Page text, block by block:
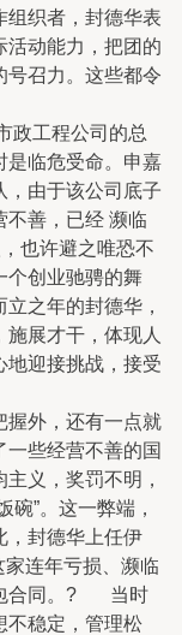
组织者，封德华表
活动能力，把团的
号召力。这些都令
政工程公司的总
是临危受命。申嘉
，由于该公司底子
不善，已经 濒临
也许避之唯恐不
个创业驰骋的舞
之年的封德华，
展才干，体现人
地迎接挑战，接受
握外，还有一点就
些经营不善的国
义，奖罚不明，
碗”。这一弊端，
，封德华上任伊
家连年亏损、濒临
包合同。? 当时
不稳定，管理松